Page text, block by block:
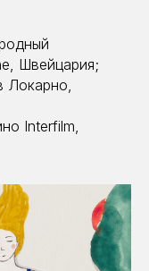
Швейцария;
Локарно,
Interfilm,